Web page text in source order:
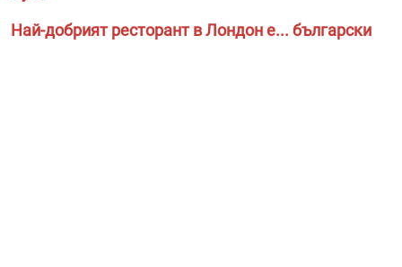
Най-добрият ресторант в Лондон е... български